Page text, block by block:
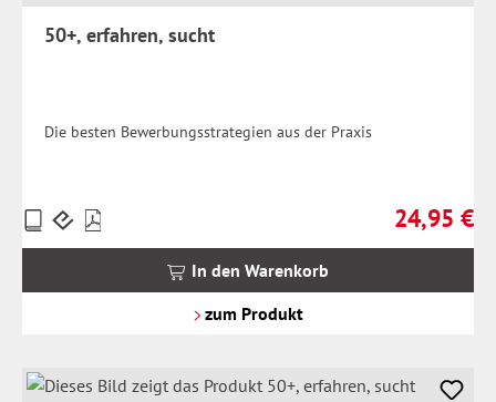
50+, erfahren, sucht
Die besten Bewerbungsstrategien aus der Praxis
Regulärer
24,95 €
Preise
inkl.
In den Warenkorb
zum Produkt